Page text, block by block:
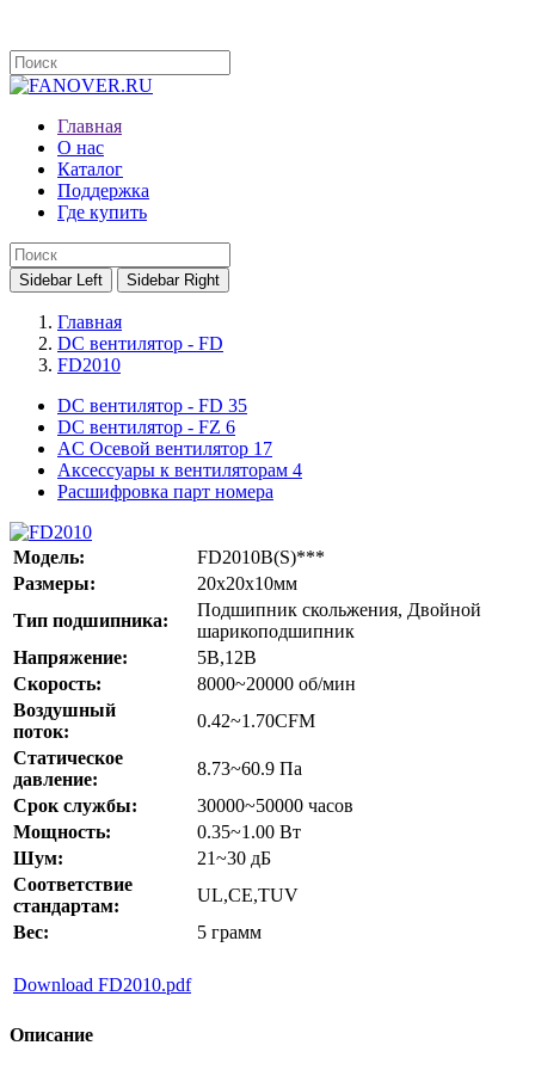
Главная
О нас
Каталог
Поддержка
Где купить
Sidebar Left Sidebar Right
Главная
DC вентилятор - FD
FD2010
DC вентилятор - FD 35
DC вентилятор - FZ 6
AC Осевой вентилятор 17
Аксессуары к вентиляторам 4
Расшифровка парт номера
Модель:
FD2010B(S)***
Размеры:
20x20x10мм
Тип подшипника:
Подшипник скольжения, Двойной
шарикоподшипник
Напряжение:
5В,12В
Скорость:
8000~20000 об/мин
Воздушный
поток:
0.42~1.70CFM
Статическое
давление:
8.73~60.9 Па
Срок службы:
30000~50000 часов
Мощность:
0.35~1.00 Вт
Шум:
21~30 дБ
Соответствие
стандартам:
UL,CE,TUV
Вес:
5 грамм
Download FD2010.pdf
Описание